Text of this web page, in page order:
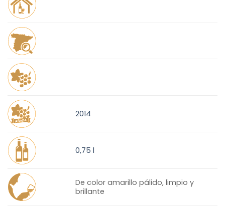
2014
0,75 l
De color amarillo pálido, limpio y
brillante